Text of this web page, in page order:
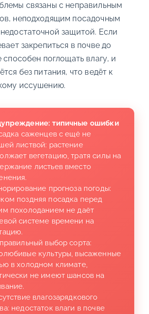
связаны с неправильным
неподходящим посадочным
защитой. Если
закрепиться в почве до
поглощать влагу, и
без питания, что ведёт к
иссушению.
типичные ошибки
саженцев с ещё не
листвой: растение
вегетацию, тратя силы на
листьев вместо
прогноза погоды:
поздняя посадка перед
похолоданием не даёт
системе времени на
выбор сорта:
культуры, высаженные
в холодном климате,
не имеют шансов на
влагозарядкового
недостаток влаги в почве